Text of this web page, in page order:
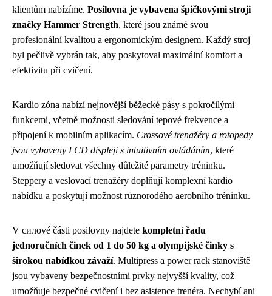
klientům nabízíme. Posilovna je vybavena špičkovými stroji
značky Hammer Strength, které jsou známé svou
profesionální kvalitou a ergonomickým designem. Každý stroj
byl pečlivě vybrán tak, aby poskytoval maximální komfort a
efektivitu při cvičení.
Kardio zóna nabízí nejnovější běžecké pásy s pokročilými
funkcemi, včetně možnosti sledování tepové frekvence a
připojení k mobilním aplikacím. Crossové trenažéry a rotopedy
jsou vybaveny LCD displeji s intuitivním ovládáním, které
umožňují sledovat všechny důležité parametry tréninku.
Steppery a veslovací trenažéry doplňují komplexní kardio
nabídku a poskytují možnost různorodého aerobního tréninku.
V силové části posilovny najdete kompletní řadu
jednoručních činek od 1 do 50 kg a olympijské činky s
širokou nabídkou závaží. Multipress a power rack stanoviště
jsou vybaveny bezpečnostními prvky nejvyšší kvality, což
umožňuje bezpečné cvičení i bez asistence trenéra. Nechybí ani